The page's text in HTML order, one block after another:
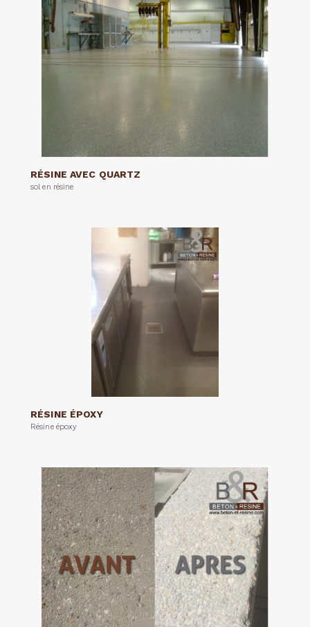
RÉSINE AVEC QUARTZ
sol en résine
RÉSINE ÉPOXY
Résine époxy